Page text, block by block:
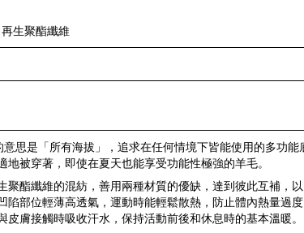
生聚酯纖維
思是「所有海拔」，追求在任何情境下皆能使用的多功能
地被穿著，即使在夏天也能享受功能性極強的羊毛。
聚酯纖維的混紡，善用兩種材質的優缺，達到彼此互補，以
陷部位輕薄高透氣，運動時能輕鬆散熱，防止體內熱量過度
皮膚接觸時吸收汗水，保持活動前後和休息時的基本溫暖。